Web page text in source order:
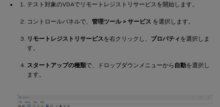
テスト対象のVDAでリモートレジストリサービスを開始します。
コントロールパネルで、 管理ツール > サービス を選択します。
リモートレジストリサービスを右クリックし、 プロパティ を選択しま
す。
スタートアップの種類で、ドロップダウンメニューから 自動を選択し
ます。